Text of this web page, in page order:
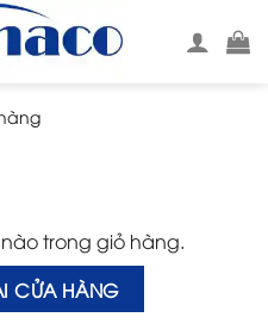
trong giỏ hàng.
CỬA HÀNG